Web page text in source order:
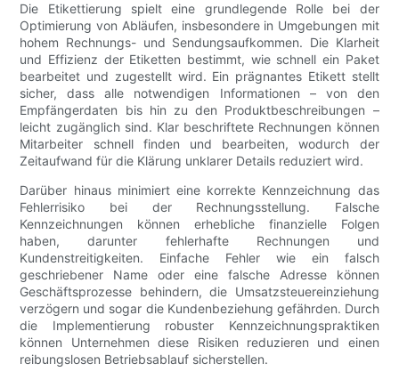
Die Etikettierung spielt eine grundlegende Rolle bei der
Optimierung von Abläufen, insbesondere in Umgebungen mit
hohem Rechnungs- und Sendungsaufkommen. Die Klarheit
und Effizienz der Etiketten bestimmt, wie schnell ein Paket
bearbeitet und zugestellt wird. Ein prägnantes Etikett stellt
sicher, dass alle notwendigen Informationen – von den
Empfängerdaten bis hin zu den Produktbeschreibungen –
leicht zugänglich sind. Klar beschriftete Rechnungen können
Mitarbeiter schnell finden und bearbeiten, wodurch der
Zeitaufwand für die Klärung unklarer Details reduziert wird.
Darüber hinaus minimiert eine korrekte Kennzeichnung das
Fehlerrisiko bei der Rechnungsstellung. Falsche
Kennzeichnungen können erhebliche finanzielle Folgen
haben, darunter fehlerhafte Rechnungen und
Kundenstreitigkeiten. Einfache Fehler wie ein falsch
geschriebener Name oder eine falsche Adresse können
Geschäftsprozesse behindern, die Umsatzsteuereinziehung
verzögern und sogar die Kundenbeziehung gefährden. Durch
die Implementierung robuster Kennzeichnungspraktiken
können Unternehmen diese Risiken reduzieren und einen
reibungslosen Betriebsablauf sicherstellen.